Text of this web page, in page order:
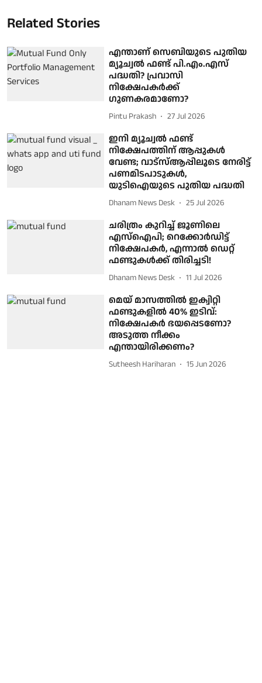
Related Stories
എന്താണ് സെബിയുടെ പുതിയ
മ്യൂച്വൽ ഫണ്ട് പി.എം.എസ്
പദ്ധതി? പ്രവാസി
നിക്ഷേപകർക്ക്
ഗുണകരമാണോ?
Pintu Prakash 27 Jul 2026
ഇനി മ്യൂച്വൽ ഫണ്ട്
നിക്ഷേപത്തിന് ആപ്പുകൾ
വേണ്ട; വാട്‌സ്ആപ്പിലൂടെ നേരിട്ട്
പണമിടപാടുകള്‍,
യുടിഐയുടെ പുതിയ പദ്ധതി
Dhanam News Desk 25 Jul 2026
ചരിത്രം കുറിച്ച് ജൂണിലെ
എസ്‌ഐപി; റെക്കോർഡിട്ട്
നിക്ഷേപകർ, എന്നാൽ ഡെറ്റ്
ഫണ്ടുകൾക്ക് തിരിച്ചടി!
Dhanam News Desk 11 Jul 2026
മെയ് മാസത്തിൽ ഇക്വിറ്റി
ഫണ്ടുകളിൽ 40% ഇടിവ്:
നിക്ഷേപകർ ഭയപ്പെടണോ?
അടുത്ത നീക്കം
എന്തായിരിക്കണം?
Sutheesh Hariharan 15 Jun 2026